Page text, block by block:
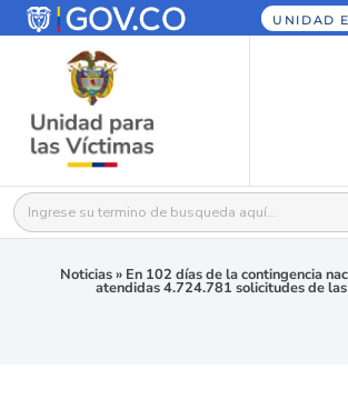
UNIDAD
Buscar:
Noticias» En 102 días de la contingencia
atendidas 4.724.781 solicitudes de